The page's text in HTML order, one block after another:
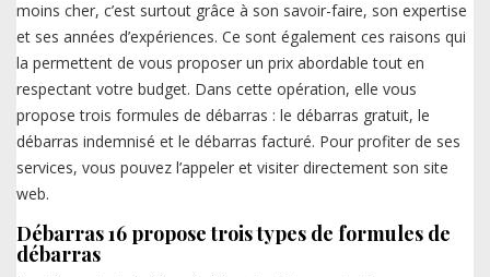
moins cher, c’est surtout grâce à son savoir-faire, son expertise
et ses années d’expériences. Ce sont également ces raisons qui
la permettent de vous proposer un prix abordable tout en
respectant votre budget. Dans cette opération, elle vous
propose trois formules de débarras : le débarras gratuit, le
débarras indemnisé et le débarras facturé. Pour profiter de ses
services, vous pouvez l’appeler et visiter directement son site
web.
Débarras 16 propose trois types de formules de
débarras